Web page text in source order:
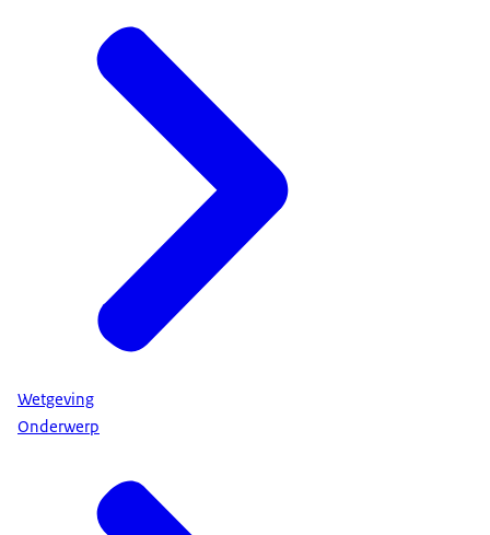
Wetgeving
Onderwerp